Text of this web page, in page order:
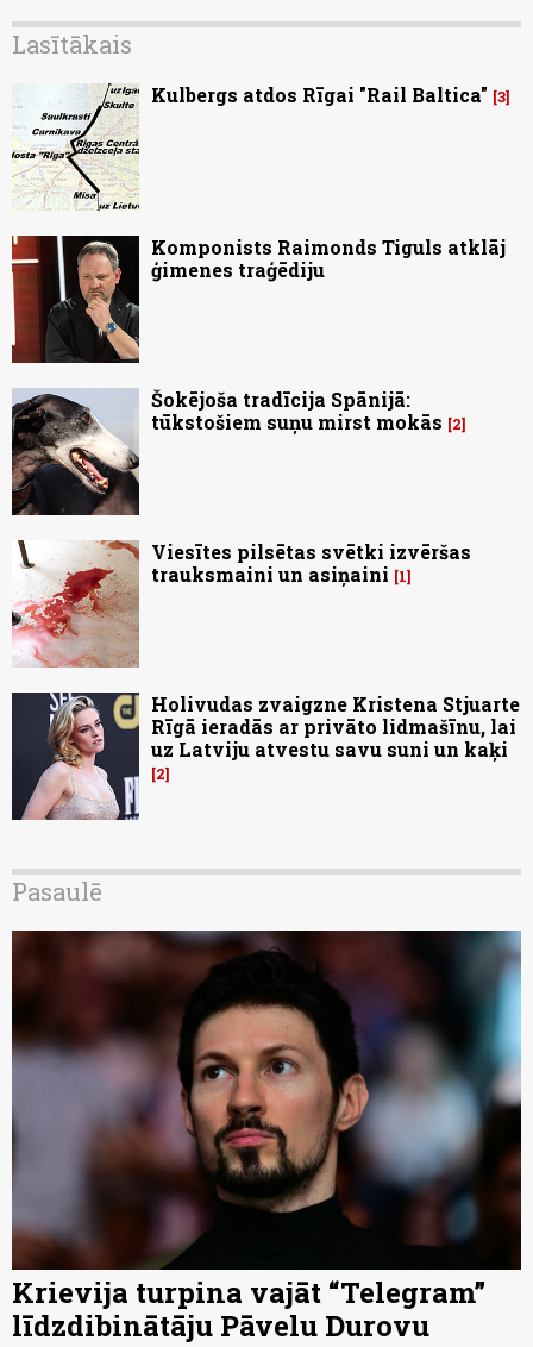
Lasītākais
Kulbergs atdos Rīgai "Rail Baltica" 3
Komponists Raimonds Tiguls atklāj
ģimenes traģēdiju
Šokējoša tradīcija Spānijā:
tūkstošiem suņu mirst mokās
2
Viesītes pilsētas svētki izvēršas
trauksmaini un asiņaini
1
Holivudas zvaigzne Kristena Stjuarte
Rīgā ieradās ar privāto lidmašīnu, lai
uz Latviju atvestu savu suni un kaķi
2
Pasaulē
Krievija turpina vajāt “Telegram”
līdzdibinātāju Pāvelu Durovu